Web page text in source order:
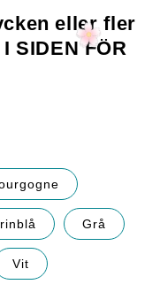
eller fler
SIDEN FÖR
Grå
Vit